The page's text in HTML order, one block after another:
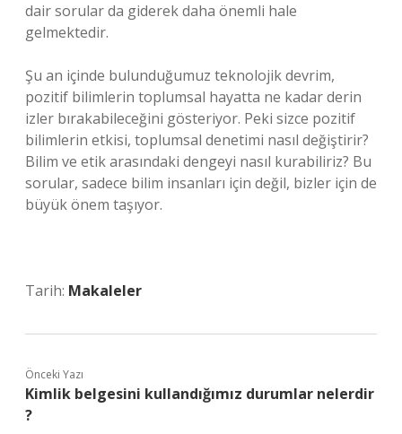
dair sorular da giderek daha önemli hale
gelmektedir.
Şu an içinde bulunduğumuz teknolojik devrim,
pozitif bilimlerin toplumsal hayatta ne kadar derin
izler bırakabileceğini gösteriyor. Peki sizce pozitif
bilimlerin etkisi, toplumsal denetimi nasıl değiştirir?
Bilim ve etik arasındaki dengeyi nasıl kurabiliriz? Bu
sorular, sadece bilim insanları için değil, bizler için de
büyük önem taşıyor.
Tarih: Makaleler
Önceki Yazı
Kimlik belgesini kullandığımız durumlar nelerdir
?